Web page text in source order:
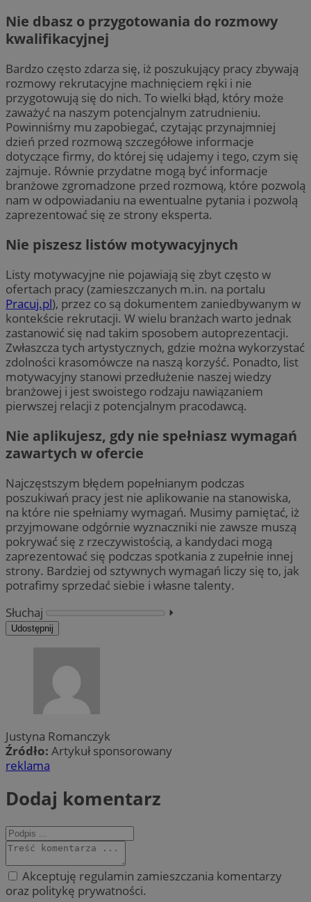
Nie dbasz o przygotowania do rozmowy
kwalifikacyjnej
Bardzo często zdarza się, iż poszukujący pracy zbywają
rozmowy rekrutacyjne machnięciem ręki i nie
przygotowują się do nich. To wielki błąd, który może
zaważyć na naszym potencjalnym zatrudnieniu.
Powinniśmy mu zapobiegać, czytając przynajmniej
dzień przed rozmową szczegółowe informacje
dotyczące firmy, do której się udajemy i tego, czym się
zajmuje. Równie przydatne mogą być informacje
branżowe zgromadzone przed rozmową, które pozwolą
nam w odpowiadaniu na ewentualne pytania i pozwolą
zaprezentować się ze strony eksperta.
Nie piszesz listów motywacyjnych
Listy motywacyjne nie pojawiają się zbyt często w
ofertach pracy (zamieszczanych m.in. na portalu
Pracuj.pl), przez co są dokumentem zaniedbywanym w
kontekście rekrutacji. W wielu branżach warto jednak
zastanowić się nad takim sposobem autoprezentacji.
Zwłaszcza tych artystycznych, gdzie można wykorzystać
zdolności krasomówcze na naszą korzyść. Ponadto, list
motywacyjny stanowi przedłużenie naszej wiedzy
branżowej i jest swoistego rodzaju nawiązaniem
pierwszej relacji z potencjalnym pracodawcą.
Nie aplikujesz, gdy nie spełniasz wymagań
zawartych w ofercie
Najczęstszym błędem popełnianym podczas
poszukiwań pracy jest nie aplikowanie na stanowiska,
na które nie spełniamy wymagań. Musimy pamiętać, iż
przyjmowane odgórnie wyznaczniki nie zawsze muszą
pokrywać się z rzeczywistością, a kandydaci mogą
zaprezentować się podczas spotkania z zupełnie innej
strony. Bardziej od sztywnych wymagań liczy się to, jak
potrafimy sprzedać siebie i własne talenty.
Słuchaj
⏵︎
Udostępnij
Justyna Romanczyk
Źródło: Artykuł sponsorowany
reklama
Dodaj komentarz
Akceptuję regulamin zamieszczania komentarzy
oraz politykę prywatności.